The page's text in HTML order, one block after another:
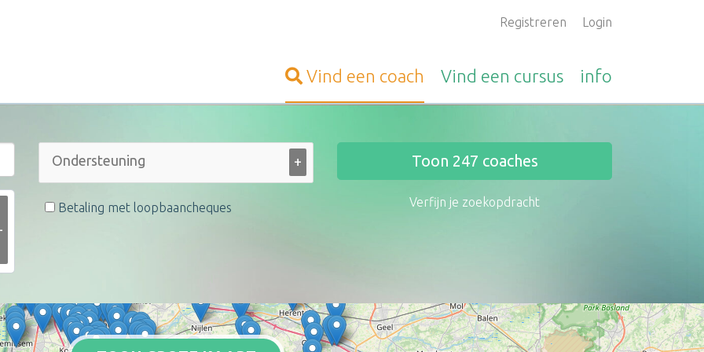
Registreren Login
Vind een coach Vind een cursus info
+
Betaling met loopbaancheques
Toon 247 coaches
Verfijn je zoekopdracht